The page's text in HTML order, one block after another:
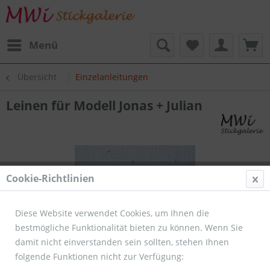
Menü
Übersicht Einzelanleitungen
Leinen für Modell Jonas + Julian
Cookie-Richtlinien
Diese Website verwendet Cookies, um Ihnen die
bestmögliche Funktionalität bieten zu können. Wenn Sie
damit nicht einverstanden sein sollten, stehen Ihnen
folgende Funktionen nicht zur Verfügung: